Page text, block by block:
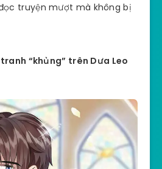
truyện mượt mà không bị
“khủng” trên Dưa Leo